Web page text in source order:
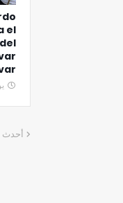
el
أحدث